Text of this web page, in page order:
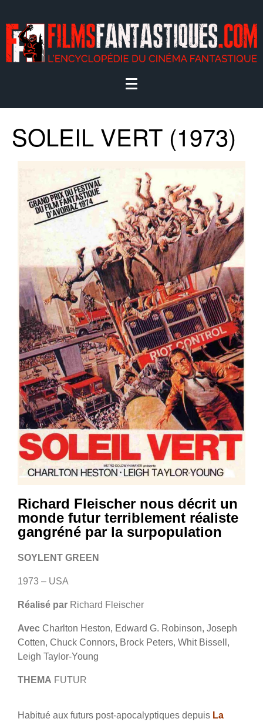
SOLEIL VERT (1973)
Richard Fleischer nous décrit un
monde futur terriblement réaliste
gangréné par la surpopulation
SOYLENT GREEN
1973 – USA
Réalisé par Richard Fleischer
Avec Charlton Heston, Edward G. Robinson, Joseph
Cotten, Chuck Connors, Brock Peters, Whit Bissell,
Leigh Taylor-Young
THEMA FUTUR
Habitué aux futurs post-apocalyptiques depuis La